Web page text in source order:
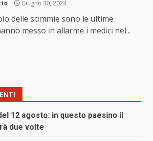
Giugno 30, 2024
delle scimmie sono le ultime
messo in allarme i medici nel...
12 agosto: in questo paesino il
due volte